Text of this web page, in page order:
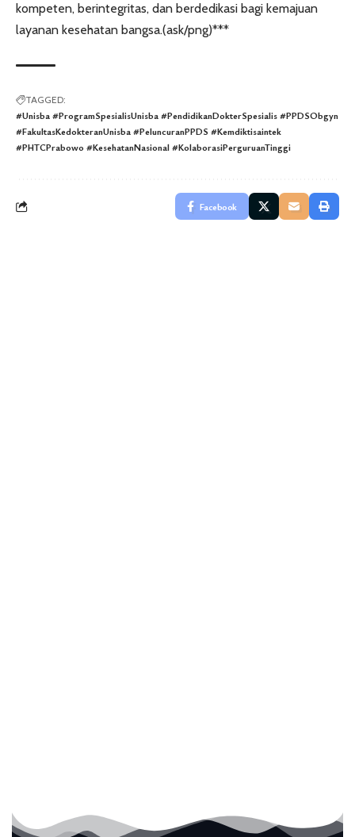
kompeten, berintegritas, dan berdedikasi bagi kemajuan
layanan kesehatan bangsa.(ask/png)***
TAGGED:
#Unisba #ProgramSpesialisUnisba #PendidikanDokterSpesialis #PPDSObgyn
#FakultasKedokteranUnisba #PeluncuranPPDS #Kemdiktisaintek
#PHTCPrabowo #KesehatanNasional #KolaborasiPerguruanTinggi
Facebook